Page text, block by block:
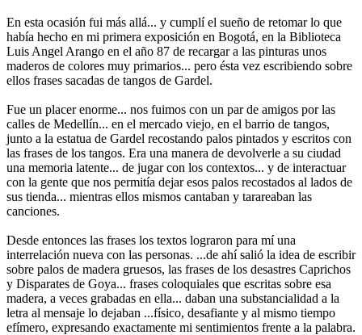
En esta ocasión fui más allá... y cumplí el sueño de retomar lo que
había hecho en mi primera exposición en Bogotá, en la Biblioteca
Luis Angel Arango en el año 87 de recargar a las pinturas unos
maderos de colores muy primarios... pero ésta vez escribiendo sobre
ellos frases sacadas de tangos de Gardel.
Fue un placer enorme... nos fuimos con un par de amigos por las
calles de Medellín... en el mercado viejo, en el barrio de tangos,
junto a la estatua de Gardel recostando palos pintados y escritos con
las frases de los tangos. Era una manera de devolverle a su ciudad
una memoria latente... de jugar con los contextos... y de interactuar
con la gente que nos permitía dejar esos palos recostados al lados de
sus tienda... mientras ellos mismos cantaban y tarareaban las
canciones.
Desde entonces las frases los textos lograron para mí una
interrelación nueva con las personas. ...de ahí salió la idea de escribir
sobre palos de madera gruesos, las frases de los desastres Caprichos
y Disparates de Goya... frases coloquiales que escritas sobre esa
madera, a veces grabadas en ella... daban una substancialidad a la
letra al mensaje lo dejaban ...físico, desafiante y al mismo tiempo
efímero, expresando exactamente mi sentimientos frente a la palabra.